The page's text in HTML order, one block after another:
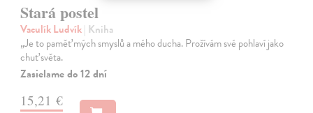
Stará postel
Vaculík Ludvík| Kniha
„Je to paměť mých smyslů a mého ducha. Prožívám své pohlaví jako
chuť světa.
Zasielame do 12 dní
15,21 €